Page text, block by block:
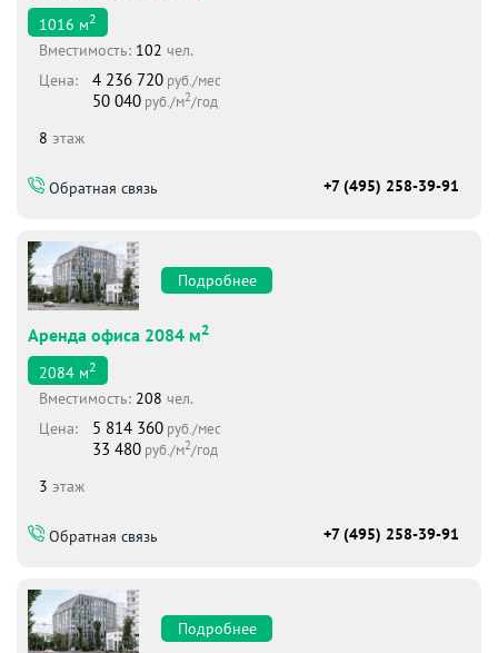
1016 м2
Вместимоcть: 102 чел.
Цена:
4 236 720 руб./мес
50 040 руб./м2/год
8 этаж
Обратная связь +7 (495) 258-39-91
Подробнее
Аренда офиса 2084 м2
2084 м2
Вместимоcть: 208 чел.
Цена:
5 814 360 руб./мес
33 480 руб./м2/год
3 этаж
Обратная связь +7 (495) 258-39-91
Подробнее